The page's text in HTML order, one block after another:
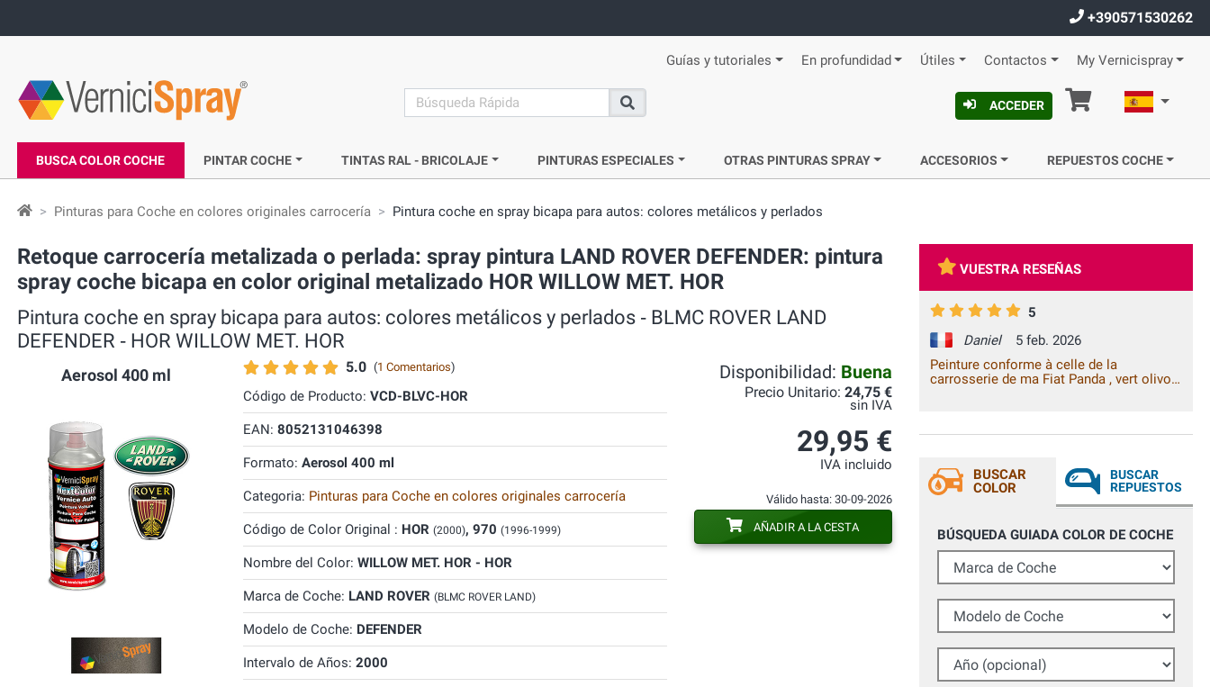
+390571530262
Guías y tutoriales En profundidad Útiles Contactos My Vernicispray
search
Buscar
ACCEDER Cesta Español
BUSCA COLOR COCHE PINTAR COCHE TINTAS RAL - BRICOLAJE PINTURAS ESPECIALES OTRAS PINTURAS SPRAY ACCESORIOS REPUESTOS COCHE
Pinturas para Coche en colores originales carrocería Pintura coche en spray bicapa para autos: colores metálicos y perlados
Retoque carrocería metalizada o perlada: spray pintura LAND ROVER DEFENDER: pintura
spray coche bicapa en color original metalizado HOR WILLOW MET. HOR
Pintura coche en spray bicapa para autos: colores metálicos y perlados ‐ BLMC ROVER LAND
DEFENDER ‐ HOR WILLOW MET. HOR
Aerosol 400 ml 5.0 (1 Comentarios)
Código de Producto: VCD-BLVC-HOR
EAN: 8052131046398
Formato: Aerosol 400 ml
Categoria: Pinturas para Coche en colores originales carrocería
Código de Color Original : HOR (2000), 970 (1996-1999)
Nombre del Color: WILLOW MET. HOR - HOR
Marca de Coche: LAND ROVER (BLMC ROVER LAND)
Modelo de Coche: DEFENDER
Intervalo de Años: 2000
Disponibilidad: Buena
Precio Unitario: 24,75 €
sin IVA
29,95 €
IVA incluido
Válido hasta: 30-09-2026
AÑADIR A LA CESTA
VUESTRA RESEÑAS
5
Daniel
5 feb. 2026
Peinture conforme à celle de la
carrosserie de ma Fiat Panda , vert olivo.
BUSCAR
COLOR
BUSCAR
REPUESTOS
BÚSQUEDA GUIADA COLOR DE COCHE
Marca de Coche
Modelo de Coche
Año (opcional)